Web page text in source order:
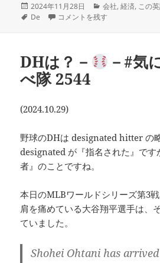
投
稿
2024年11月28日
カ
テ
会社,経済, この
タ
De D/E ratio は？―
コメントを残す
DHは？－
－#気
べ隊 2544
(2024.10.29)
野球のDHは designated hitter の略
designated が『指名された』で
者』のことですね。
本日のMLBワールドシリーズ第3戦
肩を痛めている大谷翔平選手は、
ていました。
Shohei Ohtani has